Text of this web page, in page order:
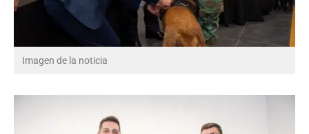
Imagen de la noticia